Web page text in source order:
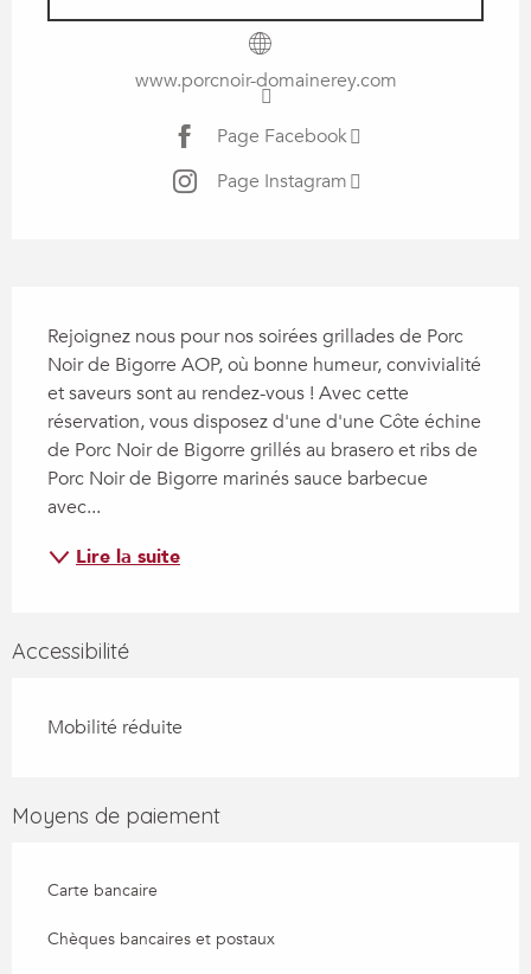
www.porcnoir-domainerey.com
Page Facebook
Page Instagram
Rejoignez nous pour nos soirées grillades de Porc
Noir de Bigorre AOP, où bonne humeur, convivialité
et saveurs sont au rendez-vous ! Avec cette
réservation, vous disposez d'une d'une Côte échine
de Porc Noir de Bigorre grillés au brasero et ribs de
Porc Noir de Bigorre marinés sauce barbecue
avec...
Lire la suite
Accessibilité
Mobilité réduite
Moyens de paiement
Carte bancaire
Chèques bancaires et postaux